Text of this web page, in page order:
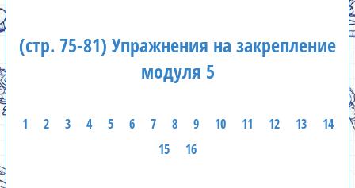
(стр. 75-81) Упражнения на закрепление
модуля 5
1 2 3 4 5 6 7 8 9 10 11 12 13
14
15
16